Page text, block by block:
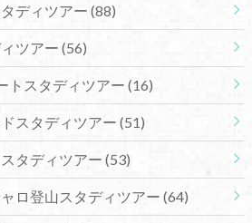
ディツアー (88)
ツアー (56)
トスタディツアー (16)
スタディツアー (51)
タディツアー (53)
ロ登山スタディツアー (64)